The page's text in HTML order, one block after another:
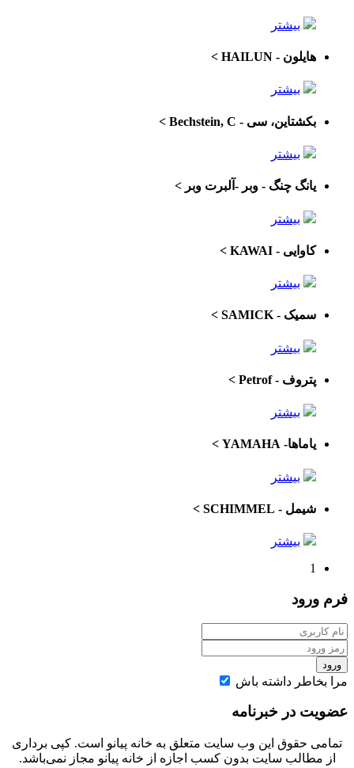
بیشتر
هایلون - HAILUN >
بیشتر
بکشتاین، سی - Bechstein, C >
بیشتر
یانگ چنگ - وبر -آلبرت وبر >
بیشتر
کاوایی - KAWAI >
بیشتر
سمیک - SAMICK >
بیشتر
پتروف - Petrof >
بیشتر
یاماها- YAMAHA >
بیشتر
شیمل - SCHIMMEL >
بیشتر
1
فرم ورود
ورود
مرا بخاطر داشته باش
عضویت در خبرنامه
تمامی حقوق این وب سایت متعلق به خانه پیانو‌ است. کپی برداری
از مطالب سایت بدون کسب اجازه از خانه پیانو مجاز نمی‌باشد.